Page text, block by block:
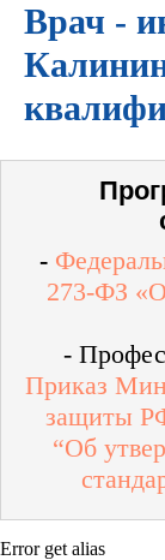
Врач -
-
273-ФЗ
-
Приказ
защиты
“Об
Error get alias